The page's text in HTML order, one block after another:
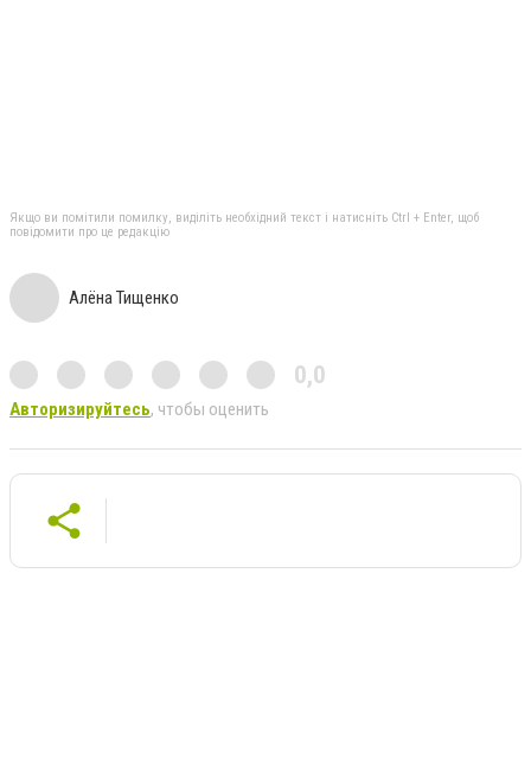
Якщо ви помітили помилку, виділіть необхідний текст і натисніть Ctrl + Enter, щоб
повідомити про це редакцію
Алёна Тищенко
0,0
Авторизируйтесь, чтобы оценить